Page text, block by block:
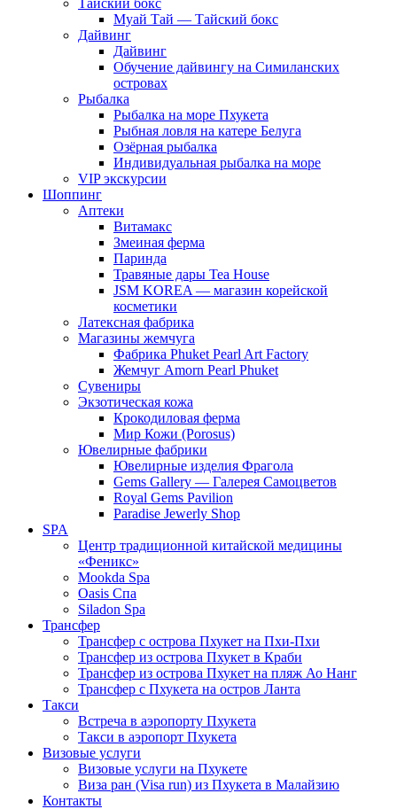
Тайский бокс
Муай Тай — Тайский бокс
Дайвинг
Дайвинг
Обучение дайвингу на Симиланских
островах
Рыбалка
Рыбалка на море Пхукета
Рыбная ловля на катере Белуга
Озёрная рыбалка
Индивидуальная рыбалка на море
VIP экскурсии
Шоппинг
Аптеки
Витамакс
Змеиная ферма
Паринда
Травяные дары Tea House
JSM KOREA — магазин корейской
косметики
Латексная фабрика
Магазины жемчуга
Фабрика Phuket Pearl Art Factory
Жемчуг Amorn Pearl Phuket
Сувениры
Экзотическая кожа
Крокодиловая ферма
Мир Кожи (Porosus)
Ювелирные фабрики
Ювелирные изделия Фрагола
Gems Gallery — Галерея Самоцветов
Royal Gems Pavilion
Paradise Jewerly Shop
SPA
Центр традиционной китайской медицины
«Феникс»
Mookda Spa
Oasis Спа
Siladon Spa
Трансфер
Трансфер с острова Пхукет на Пхи-Пхи
Трансфер из острова Пхукет в Краби
Трансфер из острова Пхукет на пляж Ао Нанг
Трансфер с Пхукета на остров Ланта
Такси
Встреча в аэропорту Пхукета
Такси в аэропорт Пхукета
Визовые услуги
Визовые услуги на Пхукете
Виза ран (Visa run) из Пхукета в Малайзию
Контакты